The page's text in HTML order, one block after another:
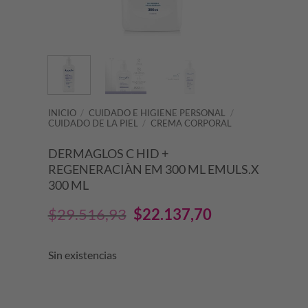
INICIO / CUIDADO E HIGIENE PERSONAL
/
CUIDADO DE LA PIEL
/ CREMA CORPORAL
DERMAGLOS C HID +
REGENERACIÀN EM 300 ML EMULS.X
300 ML
$29.516,93 El
$22.137,70
Sin existencias